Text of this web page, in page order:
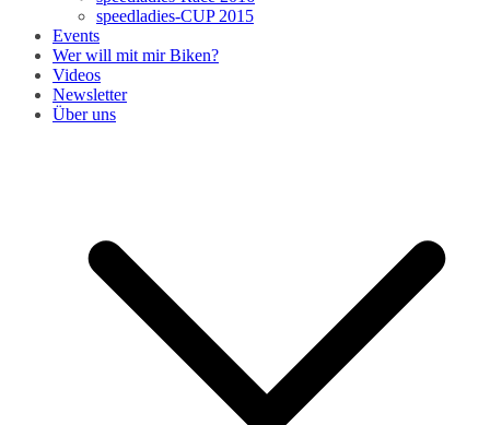
speedladies-CUP 2015
Events
Wer will mit mir Biken?
Videos
Newsletter
Über uns